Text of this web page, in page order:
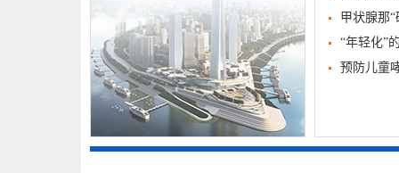
甲状腺那
“年轻化”
预防儿童